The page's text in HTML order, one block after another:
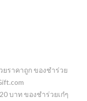
ราคาถูก ของชำร่วย
บาท ของชำร่วยเก๋ๆ